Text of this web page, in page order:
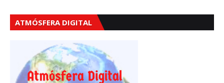
ATMÓSFERA DIGITAL